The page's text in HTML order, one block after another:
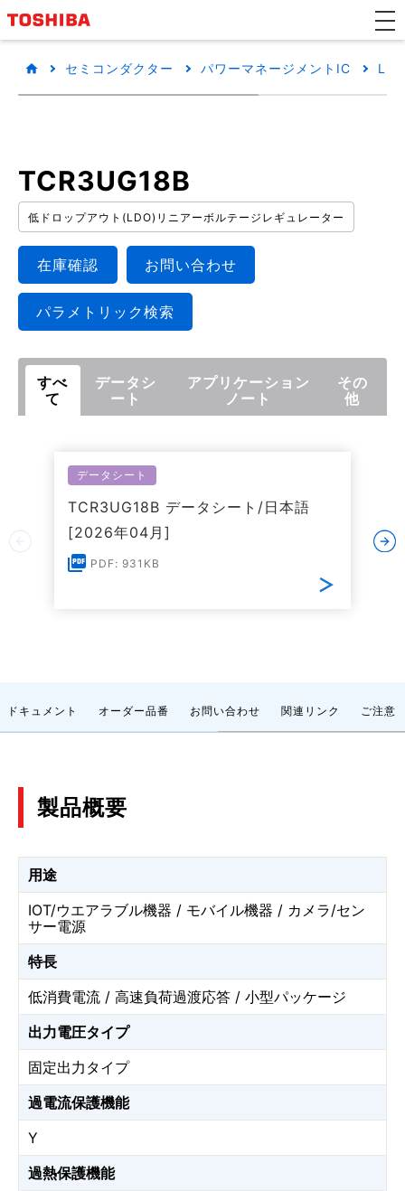
セミコンダクター パワーマネージメントIC
TCR3UG18B
低ドロップアウト(LDO)リニアーボルテージレギュレーター
在庫確認 お問い合わせ
パラメトリック検索
すべ
て
データシ
ート
アプリケーション
ノート
その
他
データシート
TCR3UG18B データシート/日本語
[2026年04月]
PDF: 931KB
ドキュメント オーダー品番 お問い合わせ 関連リンク ご注意
製品概要
用途
IOT/ウエアラブル機器 / モバイル機器 / カメラ/セン
サー電源
特長
低消費電流 / 高速負荷過渡応答 / 小型パッケージ
出力電圧タイプ
固定出力タイプ
過電流保護機能
Y
過熱保護機能